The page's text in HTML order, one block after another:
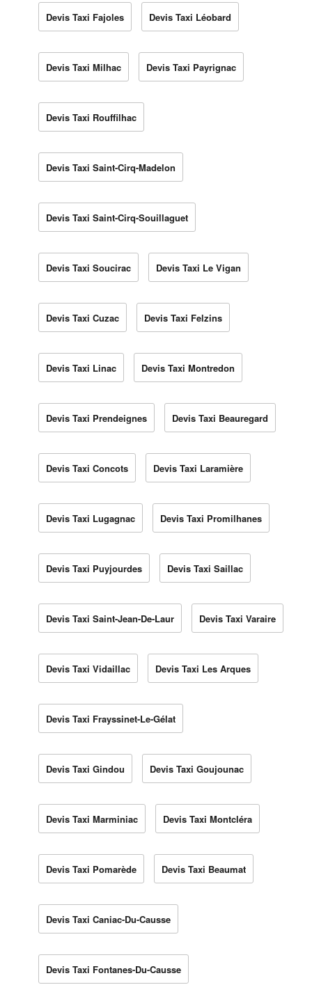
Devis Taxi Fajoles Devis Taxi Léobard
Devis Taxi Milhac Devis Taxi Payrignac
Devis Taxi Rouffilhac
Devis Taxi Saint-Cirq-Madelon
Devis Taxi Saint-Cirq-Souillaguet
Devis Taxi Soucirac Devis Taxi Le Vigan
Devis Taxi Cuzac Devis Taxi Felzins
Devis Taxi Linac Devis Taxi Montredon
Devis Taxi Prendeignes Devis Taxi Beauregard
Devis Taxi Concots Devis Taxi Laramière
Devis Taxi Lugagnac Devis Taxi Promilhanes
Devis Taxi Puyjourdes Devis Taxi Saillac
Devis Taxi Saint-Jean-De-Laur Devis Taxi Varaire
Devis Taxi Vidaillac Devis Taxi Les Arques
Devis Taxi Frayssinet-Le-Gélat
Devis Taxi Gindou Devis Taxi Goujounac
Devis Taxi Marminiac Devis Taxi Montcléra
Devis Taxi Pomarède Devis Taxi Beaumat
Devis Taxi Caniac-Du-Causse
Devis Taxi Fontanes-Du-Causse